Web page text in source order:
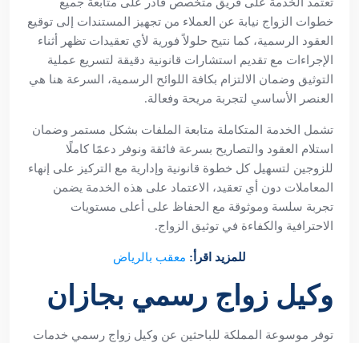
خطوات الزواج نيابة عن العملاء من تجهيز المستندات إلى توقيع
العقود الرسمية، كما نتيح حلولاً فورية لأي تعقيدات تظهر أثناء
الإجراءات مع تقديم استشارات قانونية دقيقة لتسريع عملية
التوثيق وضمان الالتزام بكافة اللوائح الرسمية، السرعة هنا هي
العنصر الأساسي لتجربة مريحة وفعالة.
تشمل الخدمة المتكاملة متابعة الملفات بشكل مستمر وضمان
استلام العقود والتصاريح بسرعة فائقة ونوفر دعمًا كاملًا
للزوجين لتسهيل كل خطوة قانونية وإدارية مع التركيز على إنهاء
المعاملات دون أي تعقيد، الاعتماد على هذه الخدمة يضمن
تجربة سلسة وموثوقة مع الحفاظ على أعلى مستويات
الاحترافية والكفاءة في توثيق الزواج.
للمزيد اقرأ: معقب بالرياض
وكيل زواج رسمي بجازان
توفر موسوعة المملكة للباحثين عن وكيل زواج رسمي خدمات